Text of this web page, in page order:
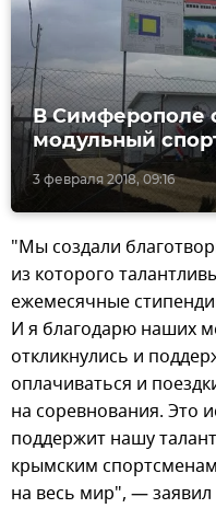
3 февраля 2018, 09:16
В Симферополе
модульный
"Мы создали
из которого
ежемесячные
И я благодарю наших
откликнулись и
оплачиваться и
на соревнования. Это
поддержит нашу
крымским
на весь мир", — заявил